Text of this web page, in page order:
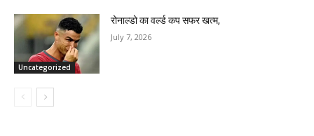
Uncategorized
रोनाल्डो का वर्ल्ड कप सफर खत्म,
July 7, 2026